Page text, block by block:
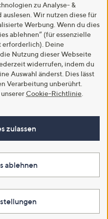
zu Analyse- &
Wir nutzen diese für
Werbung. Wenn du dies
ablehnen“ (für essenzielle
erforderlich). Deine
Nutzung dieser Webseite
widerrufen, indem du
Auswahl änderst. Dies lässt
Verarbeitung unberührt.
Cookie-Richtlinie
zulassen
ablehnen